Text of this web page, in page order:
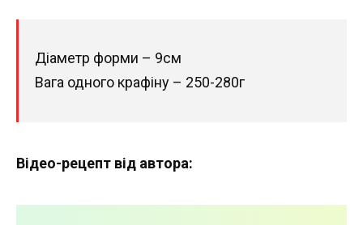
Діаметр форми – 9см
Вага одного крафіну – 250-280г
Відео-рецепт від автора: